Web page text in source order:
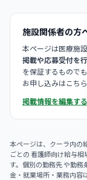
施設関係者の方
本ページは医療施
掲載や応募受付を
を保証するもので
お申し込みはこち
掲載情報を編集す
本ページは、クーラ内の
ごとの 看護師向け給与
す。個別の勤務先 や勤
金・就業場所・業務内容